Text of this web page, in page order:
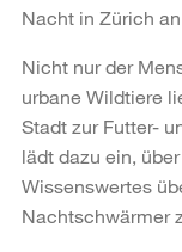
Nacht in Zürich an.
Nicht nur der
urbane Wildtiere
Stadt zur Futter-
lädt dazu ein,
Wissenswertes
Nachtschwärmer